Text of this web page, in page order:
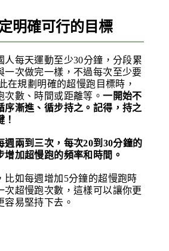
明確可行的目標
人每天運動至少30分鐘，分段累
一次做完一樣，不過每次至少要
在規劃明確的超慢跑目標時，
次數、時間或距離等。一開始不
序漸進、循步持之。記得，持之
週兩到三次，每次20到30分鐘的
增加超慢跑的頻率和時間。
比如每週增加5分鐘的超慢跑時
次超慢跑次數，這樣可以讓你更
容易堅持下去。